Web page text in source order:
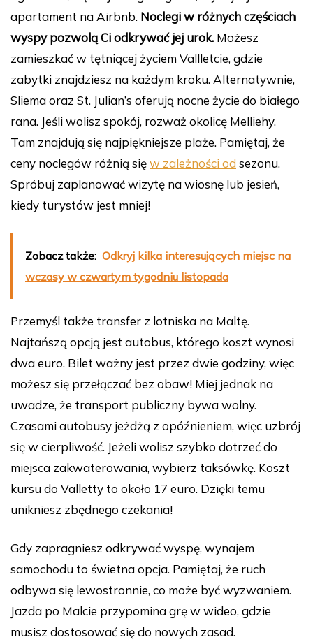
apartament na Airbnb. Noclegi w różnych częściach
wyspy pozwolą Ci odkrywać jej urok. Możesz
zamieszkać w tętniącej życiem Vallletcie, gdzie
zabytki znajdziesz na każdym kroku. Alternatywnie,
Sliema oraz St. Julian’s oferują nocne życie do białego
rana. Jeśli wolisz spokój, rozważ okolicę Melliehy.
Tam znajdują się najpiękniejsze plaże. Pamiętaj, że
ceny noclegów różnią sięw zależności od sezonu.
Spróbuj zaplanować wizytę na wiosnę lub jesień,
kiedy turystów jest mniej!
Zobacz także: Odkryj kilka interesujących miejsc na
wczasy w czwartym tygodniu listopada
Przemyśl także transfer z lotniska na Maltę.
Najtańszą opcją jest autobus, którego koszt wynosi
dwa euro. Bilet ważny jest przez dwie godziny, więc
możesz się przełączać bez obaw! Miej jednak na
uwadze, że transport publiczny bywa wolny.
Czasami autobusy jeżdżą z opóźnieniem, więc uzbrój
się w cierpliwość. Jeżeli wolisz szybko dotrzeć do
miejsca zakwaterowania, wybierz taksówkę. Koszt
kursu do Valletty to około 17 euro. Dzięki temu
unikniesz zbędnego czekania!
Gdy zapragniesz odkrywać wyspę, wynajem
samochodu to świetna opcja. Pamiętaj, że ruch
odbywa się lewostronnie, co może być wyzwaniem.
Jazda po Malcie przypomina grę w wideo, gdzie
musisz dostosować się do nowych zasad.